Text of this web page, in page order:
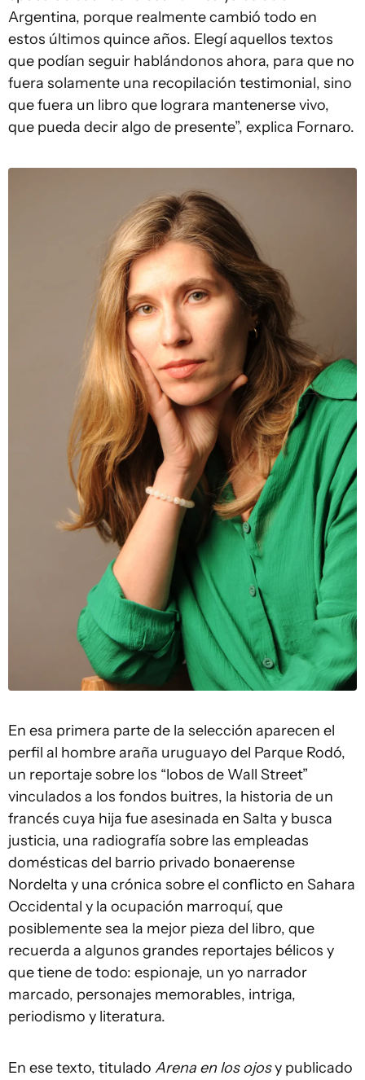
Argentina, porque realmente cambió todo en
estos últimos quince años. Elegí aquellos textos
que podían seguir hablándonos ahora, para que no
fuera solamente una recopilación testimonial, sino
que fuera un libro que lograra mantenerse vivo,
que pueda decir algo de presente”, explica Fornaro.
En esa primera parte de la selección aparecen el
perfil al hombre araña uruguayo del Parque Rodó,
un reportaje sobre los “lobos de Wall Street”
vinculados a los fondos buitres, la historia de un
francés cuya hija fue asesinada en Salta y busca
justicia, una radiografía sobre las empleadas
domésticas del barrio privado bonaerense
Nordelta y una crónica sobre el conflicto en Sahara
Occidental y la ocupación marroquí, que
posiblemente sea la mejor pieza del libro, que
recuerda a algunos grandes reportajes bélicos y
que tiene de todo: espionaje, un yo narrador
marcado, personajes memorables, intriga,
periodismo y literatura.
En ese texto, titulado Arena en los ojosy publicado